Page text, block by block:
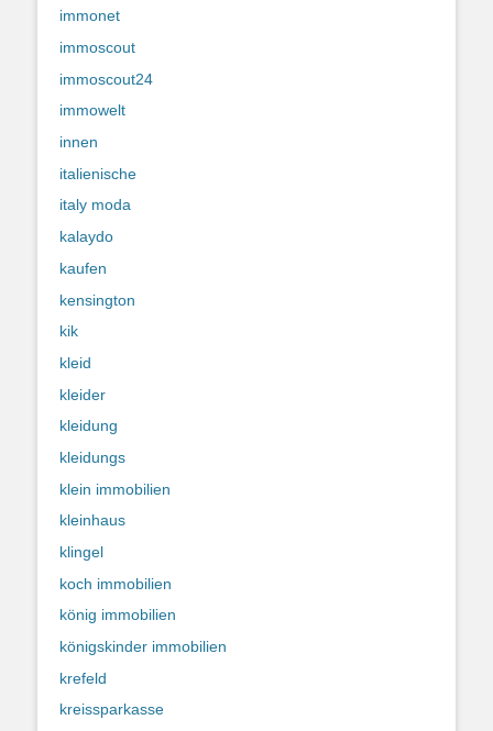
immonet
immoscout
immoscout24
immowelt
innen
italienische
italy moda
kalaydo
kaufen
kensington
kik
kleid
kleider
kleidung
kleidungs
klein immobilien
kleinhaus
klingel
koch immobilien
könig immobilien
königskinder immobilien
krefeld
kreissparkasse